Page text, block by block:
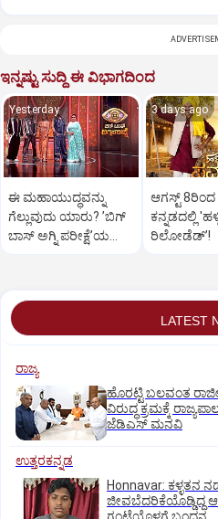
ಇನ್ನಷ್ಟು ಸುದ್ದಿ ಈ ವಿಭಾಗದಿಂದ
Yesterday
ಈ ಮಹಾಯುದ್ಧವನ್ನು
ಗೆಲ್ಲುವುದು ಯಾರು? ʼಬಿಗ್‌
ಬಾಸ್‌ ಅಗ್ನಿ ಪರೀಕ್ಷೆʼಯ
3 days ago
ಆಗಸ್ಟ್ 8ರಿಂದ
ಕನ್ನಡದಲ್ಲಿ
ರಿಲೋಡೆಡ್ʼ!
LATEST
ರಾಜ್ಯ
ಹೊರಟ್ಟಿ ಬಲವಂತ
ವಿರುದ್ಧ ಕ್ರಮಕ್ಕೆ
ಜೆಡಿಎಸ್ ಮನವಿ
ಉತ್ತರಕನ್ನಡ
Honnavar: ಕಳ್ಳತನ
ಜೀವಬೆದರಿಕೆಯೊಡ್ಡಿದ್ದ